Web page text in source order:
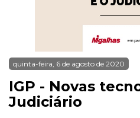
quinta-feira, 6 de agosto de 2020
IGP - Novas
Judiciário